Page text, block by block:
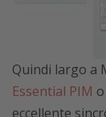
Quindi largo a
Essential PIM
eccellente